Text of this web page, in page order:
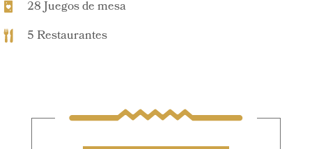
28 Juegos de mesa
5 Restaurantes